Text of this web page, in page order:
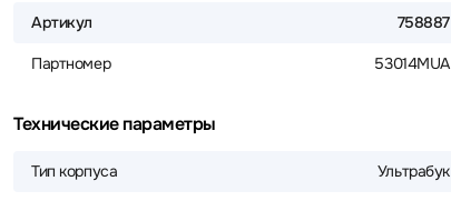
Артикул 758887
Партномер 53014MUA
Технические параметры
Тип корпуса Ультрабук